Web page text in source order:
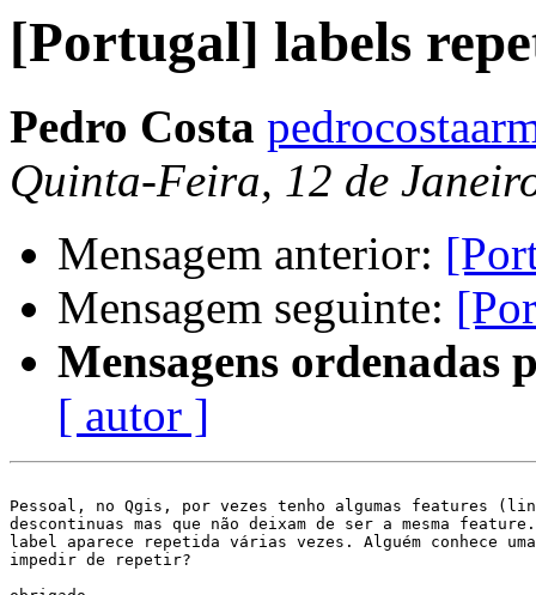
[Portugal] labels
Pedro Costa
Quinta-Feira, 12 de
Mensagem anterior:
Mensagem seguinte:
Mensagens ordenadas
[ autor ]
Pessoal, no Qgis, por vezes tenho algumas features
descontinuas mas que não deixam de ser a mesma
label aparece repetida várias vezes. Alguém conhece
impedir de repetir?